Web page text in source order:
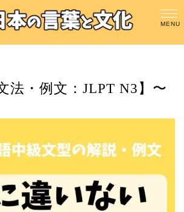
法・例文：JLPT N3】〜